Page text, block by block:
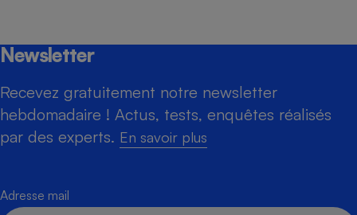
Newsletter
Recevez gratuitement notre newsletter
hebdomadaire ! Actus, tests, enquêtes réalisés
par des experts. En savoir plus
Adresse mail